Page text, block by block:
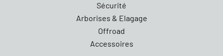
Sécurité
Arborises & Elagage
Offroad
Accessoires